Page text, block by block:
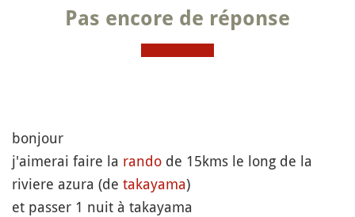
Pas encore de réponse
bonjour
j'aimerai faire la rando de 15kms le long de la
riviere azura (de takayama)
et passer 1 nuit à takayama